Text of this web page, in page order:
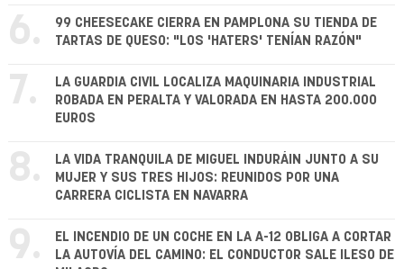
6.
99 CHEESECAKE CIERRA EN PAMPLONA SU TIENDA DE
TARTAS DE QUESO: "LOS 'HATERS' TENÍAN RAZÓN"
7.
LA GUARDIA CIVIL LOCALIZA MAQUINARIA INDUSTRIAL
ROBADA EN PERALTA Y VALORADA EN HASTA 200.000
EUROS
8.
LA VIDA TRANQUILA DE MIGUEL INDURÁIN JUNTO A SU
MUJER Y SUS TRES HIJOS: REUNIDOS POR UNA
CARRERA CICLISTA EN NAVARRA
9.
EL INCENDIO DE UN COCHE EN LA A-12 OBLIGA A CORTAR
LA AUTOVÍA DEL CAMINO: EL CONDUCTOR SALE ILESO DE